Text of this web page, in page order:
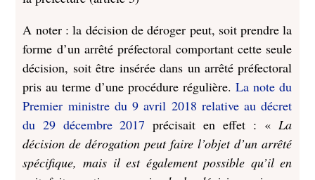
A noter : la décision de déroger peut, soit prendre la
forme d’un arrêté préfectoral comportant cette seule
décision, soit être insérée dans un arrêté préfectoral
pris au terme d’une procédure régulière.La note du
Premier ministre du 9 avril 2018 relative au décret
du 29 décembre 2017 précisait en effet : «La
décision de dérogation peut faire l’objet d’un arrêté
spécifique, mais il est également possible qu’il en